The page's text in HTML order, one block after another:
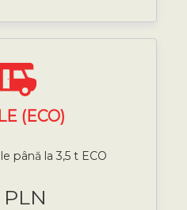
(ECO)
până la 3,5 t ECO